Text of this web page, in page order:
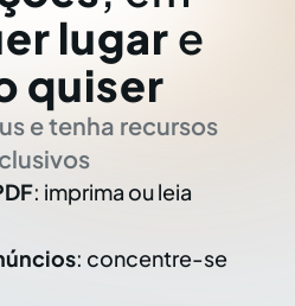
lugar e
quiser
e tenha recursos
: imprima ou leia
: concentre-se